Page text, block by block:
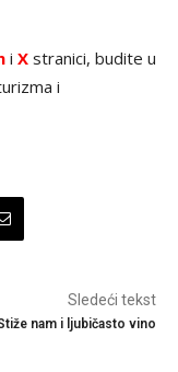
i X stranici, budite u
i
Sledeći tekst
nam i ljubičasto vino